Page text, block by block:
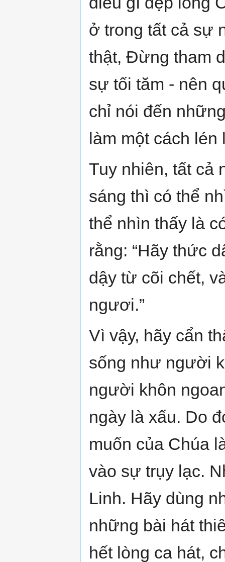
ở trong tất cả sự
thật, Đừng tham
sự tối tăm - nên
chỉ nói đến
làm một cách lén
Tuy nhiên, tất
sáng thì có thể
thể nhìn thấy là
rằng: “Hãy thức
dậy từ cõi chết,
ngươi.”
Vì vậy, hãy cẩn
sống như người
người khôn
ngày là xấu. Do
muốn của Chúa
vào sự trụy lạc.
Linh. Hãy dùng
những bài hát
hết lòng ca hát,